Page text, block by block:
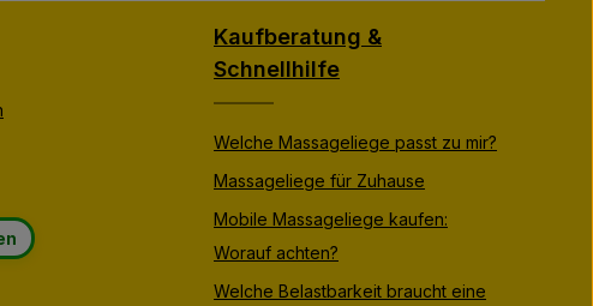
Kaufberatung &
Schnellhilfe
Welche Massageliege passt zu mir?
Massageliege für Zuhause
Mobile Massageliege kaufen:
Worauf achten?
Welche Belastbarkeit braucht eine